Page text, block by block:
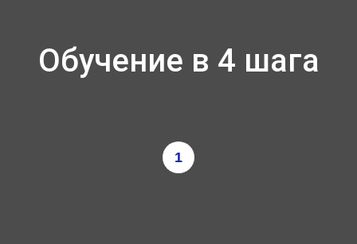
Обучение в 4 шага
1